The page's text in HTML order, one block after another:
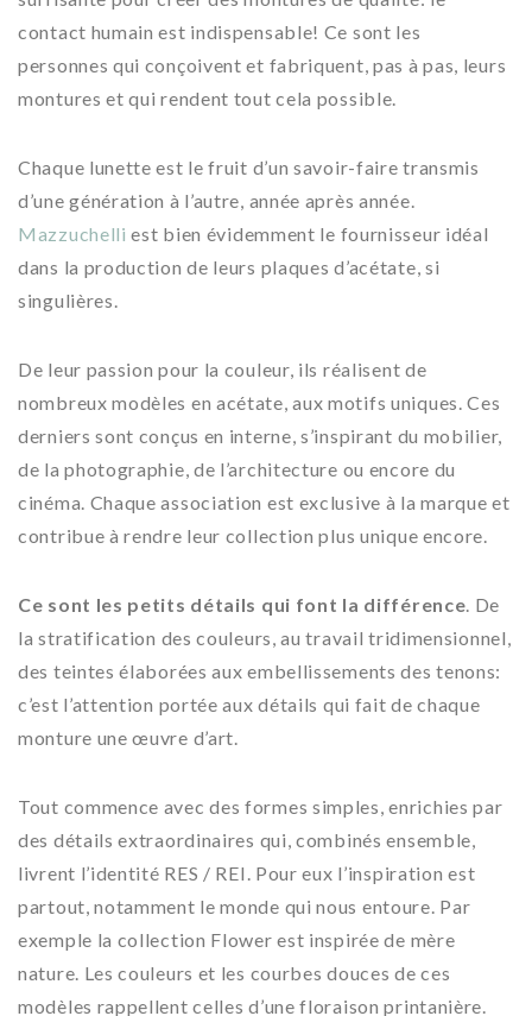
contact humain est indispensable! Ce sont les
personnes qui conçoivent et fabriquent, pas à pas, leurs
montures et qui rendent tout cela possible.
Chaque lunette est le fruit d’un savoir-faire transmis
d’une génération à l’autre, année après année.
Mazzuchelli est bien évidemment le fournisseur idéal
dans la production de leurs plaques d’acétate, si
singulières.
De leur passion pour la couleur, ils réalisent de
nombreux modèles en acétate, aux motifs uniques. Ces
derniers sont conçus en interne, s’inspirant du mobilier,
de la photographie, de l’architecture ou encore du
cinéma. Chaque association est exclusive à la marque et
contribue à rendre leur collection plus unique encore.
Ce sont les petits détails qui font la différence. De
la stratification des couleurs, au travail tridimensionnel,
des teintes élaborées aux embellissements des tenons:
c’est l’attention portée aux détails qui fait de chaque
monture une œuvre d’art.
Tout commence avec des formes simples, enrichies par
des détails extraordinaires qui, combinés ensemble,
livrent l’identité RES / REI. Pour eux l’inspiration est
partout, notamment le monde qui nous entoure. Par
exemple la collection Flower est inspirée de mère
nature. Les couleurs et les courbes douces de ces
modèles rappellent celles d’une floraison printanière.